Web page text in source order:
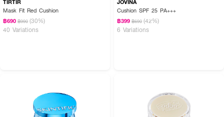
TIRTIR
Mask Fit Red Cushion
฿690 ฿990 (30%)
40 Variations
JOVINA
Cushion SPF 25 PA+++
฿399 ฿690 (42%)
6 Variations